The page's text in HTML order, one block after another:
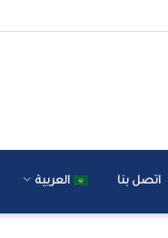
اتصل بنا العربية